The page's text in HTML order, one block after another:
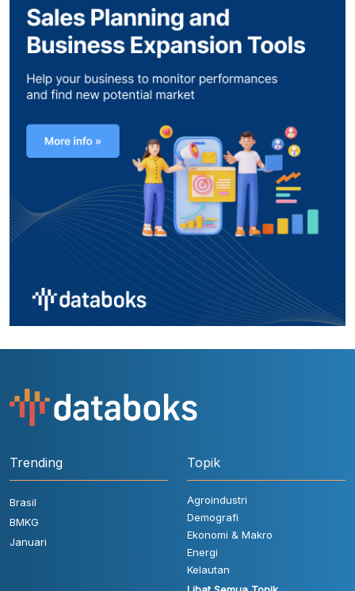
Trending
Brasil
BMKG
Januari
Topik
Agroindustri
Demografi
Ekonomi & Makro
Energi
Kelautan